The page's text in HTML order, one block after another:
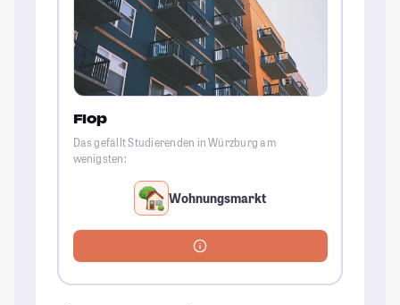
Flop
Das gefällt Studierenden in Würzburg am
wenigsten:
Wohnungsmarkt